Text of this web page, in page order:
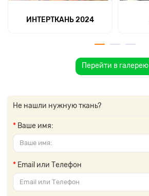
ИНТЕРТКАНЬ 2024
Перейти в галерею
Не нашли нужную ткань?
Ваше имя:
Email или Телефон